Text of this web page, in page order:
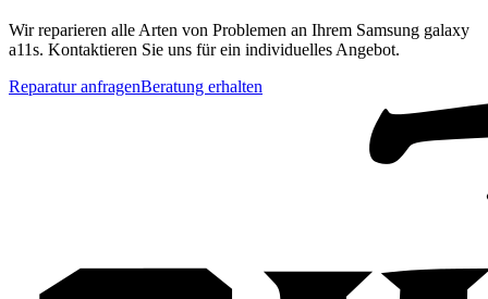
Wir reparieren alle Arten von Problemen an Ihrem Samsung galaxy
a11s. Kontaktieren Sie uns für ein individuelles Angebot.
Reparatur anfragenBeratung erhalten